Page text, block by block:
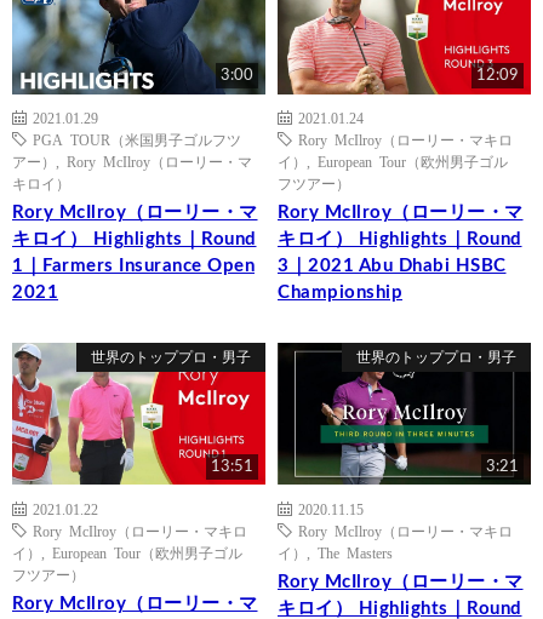
3:00
2021.01.29
PGA TOUR（米国男子ゴルフツ
アー）
Rory McIlroy（ローリー・マ
キロイ）
Rory McIlroy（ローリー・マ
キロイ） Highlights｜Round
1｜Farmers Insurance Open
2021
12:09
2021.01.24
Rory McIlroy（ローリー・マキロ
イ）
European Tour（欧州男子ゴル
フツアー）
Rory McIlroy（ローリー・マ
キロイ） Highlights｜Round
3｜2021 Abu Dhabi HSBC
Championship
世界のトッププロ・男子
13:51
2021.01.22
Rory McIlroy（ローリー・マキロ
イ）
European Tour（欧州男子ゴル
フツアー）
Rory McIlroy（ローリー・マ
世界のトッププロ・男子
3:21
2020.11.15
Rory McIlroy（ローリー・マキロ
イ）
The Masters
Rory McIlroy（ローリー・マ
キロイ） Highlights｜Round